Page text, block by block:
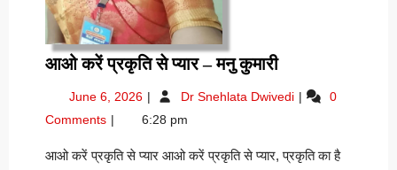
आओ करें प्रकृति से प्यार – मनु कुमारीआओ
प्रकृति
प्यार
June 6, 2026 June
2026
Dr Snehlata Dwivedi आओ
प्यार
0
Comments
6:28 pm
आओ करें प्रकृति से प्यार आओ करें प्रकृति से प्यार, प्रकृति का है